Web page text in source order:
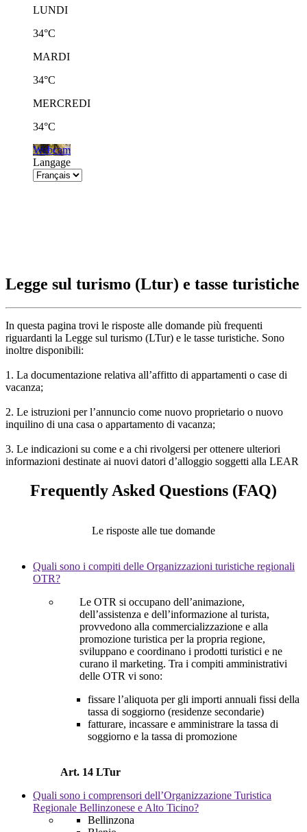
LUNDI
34°C
MARDI
34°C
MERCREDI
34°C
Webcam
Langage
Legge sul turismo (Ltur) e tasse turistiche
In questa pagina trovi le risposte alle domande più frequenti
riguardanti la Legge sul turismo (LTur) e le tasse turistiche. Sono
inoltre disponibili:
1. La documentazione relativa all’affitto di appartamenti o case di
vacanza;
2. Le istruzioni per l’annuncio come nuovo proprietario o nuovo
inquilino di una casa o appartamento di vacanza;
3. Le indicazioni su come e a chi rivolgersi per ottenere ulteriori
informazioni destinate ai nuovi datori d’alloggio soggetti alla LEAR
Frequently Asked Questions (FAQ)
Le risposte alle tue domande
Quali sono i compiti delle Organizzazioni turistiche regionali
OTR?
Le OTR si occupano dell’animazione,
dell’assistenza e dell’informazione al turista,
provvedono alla commercializzazione e alla
promozione turistica per la propria regione,
sviluppano e coordinano i prodotti turistici e ne
curano il marketing. Tra i compiti amministrativi
delle OTR vi sono:
fissare l’aliquota per gli importi annuali fissi della
tassa di soggiorno (residenze secondarie)
fatturare, incassare e amministrare la tassa di
soggiorno e la tassa di promozione
Art. 14 LTur
Quali sono i comprensori dell’Organizzazione Turistica
Regionale Bellinzonese e Alto Ticino?
Bellinzona